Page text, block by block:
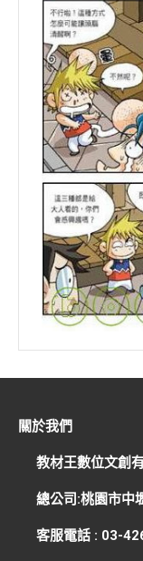
關於我們
教材王數位文創
總公司:桃園市中
客服電話 : 03-